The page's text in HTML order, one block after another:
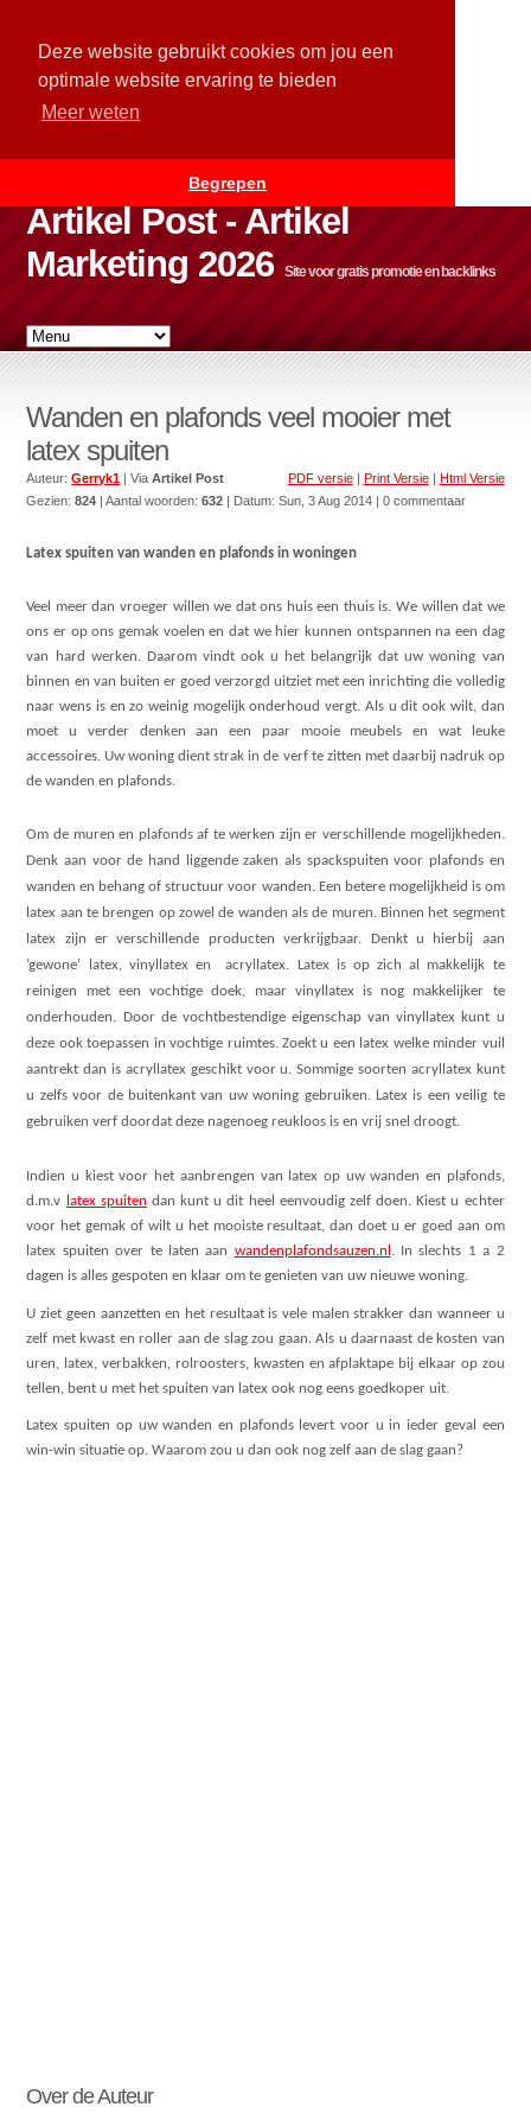
Deze website gebruikt cookies om jou een
optimale website ervaring te bieden
Meer weten
Begrepen
Artikel Post - Artikel
Marketing 2026
Site voor gratis promotie en backlinks
Wanden en plafonds veel mooier met
latex spuiten
PDF versie| Print Versie| Html Versie
Auteur:Gerryk1 | ViaArtikel Post
Gezien:824 | Aantal woorden:632 | Datum:Sun, 3 Aug 2014 | 0 commentaar
Latex spuiten van wanden en plafonds in woningen
Veel meer dan vroeger willen we dat ons huis een thuis is. We willen dat we
ons er op ons gemak voelen en dat we hier kunnen ontspannen na een dag
van hard werken. Daarom vindt ook u het belangrijk dat uw woning van
binnen en van buiten er goed verzorgd uitziet met een inrichting die volledig
naar wens is en zo weinig mogelijk onderhoud vergt. Als u dit ook wilt, dan
moet u verder denken aan een paar mooie meubels en wat leuke
accessoires. Uw woning dient strak in de verf te zitten met daarbij nadruk op
de wanden en plafonds.
Om de muren en plafonds af te werken zijn er verschillende mogelijkheden.
Denk aan voor de hand liggende zaken als spackspuiten voor plafonds en
wanden en behang of structuur voor wanden. Een betere mogelijkheid is om
latex aan te brengen op zowel de wanden als de muren. Binnen het segment
latex zijn er verschillende producten verkrijgbaar. Denkt u hierbij aan
‘gewone’ latex, vinyllatex en
acryllatex. Latex is op zich al makkelijk te
reinigen met een vochtige doek, maar vinyllatex is nog makkelijker te
onderhouden. Door de vochtbestendige eigenschap van vinyllatex kunt u
deze ook toepassen in vochtige ruimtes. Zoekt u een latex welke minder vuil
aantrekt dan is acryllatex geschikt voor u. Sommige soorten acryllatex kunt
u zelfs voor de buitenkant van uw woning gebruiken. Latex is een veilig te
gebruiken verf doordat deze nagenoeg reukloos is en vrij snel droogt.
Indien u kiest voor het aanbrengen van latex op uw wanden en plafonds,
d.m.v
latex spuiten dan kunt u dit heel eenvoudig zelf doen. Kiest u echter
voor het gemak of wilt u het mooiste resultaat, dan doet u er goed aan om
latex spuiten over te laten aan wandenplafondsauzen.nl . In slechts 1 a 2
dagen is alles gespoten en klaar om te genieten van uw nieuwe woning.
U ziet geen aanzetten en het resultaat is vele malen strakker dan wanneer u
zelf met kwast en roller aan de slag zou gaan. Als u daarnaast de kosten van
uren, latex, verbakken, rolroosters, kwasten en afplaktape bij elkaar op zou
tellen, bent u met het spuiten van latex ook nog eens goedkoper uit.
Latex spuiten op uw wanden en plafonds levert voor u in ieder geval een
win-win situatie op. Waarom zou u dan ook nog zelf aan de slag gaan?
Over de Auteur